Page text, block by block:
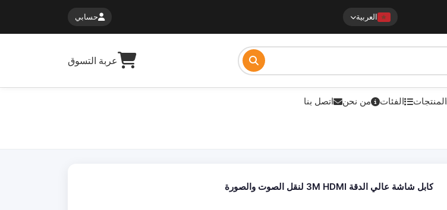
العربية حسابي
عربة التسوق
المنتجات الفئات من نحن اتصل بنا
كابل شاشة عالي الدقة 3M HDMI لنقل الصوت والصورة